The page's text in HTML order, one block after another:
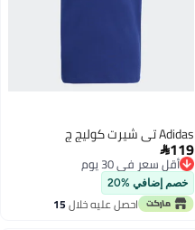
Adidas تي شيرت كوليج ج
119
أقل سعر في 30 يوم
أقل سعر في 30 يوم
خصم إضافي %20
احصل عليه خلال15
اغسطس